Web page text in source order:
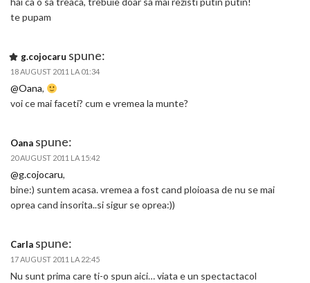
te pupam
g.cojocaru spune:
18 AUGUST 2011 LA 01:34
@Oana,
voi ce mai faceti? cum e vremea la munte?
Oana spune:
20 AUGUST 2011 LA 15:42
@g.cojocaru,
bine:) suntem acasa. vremea a fost cand ploioasa de nu se mai
oprea cand insorita..si sigur se oprea:))
Carla spune:
17 AUGUST 2011 LA 22:45
Nu sunt prima care ti-o spun aici… viata e un spectactacol